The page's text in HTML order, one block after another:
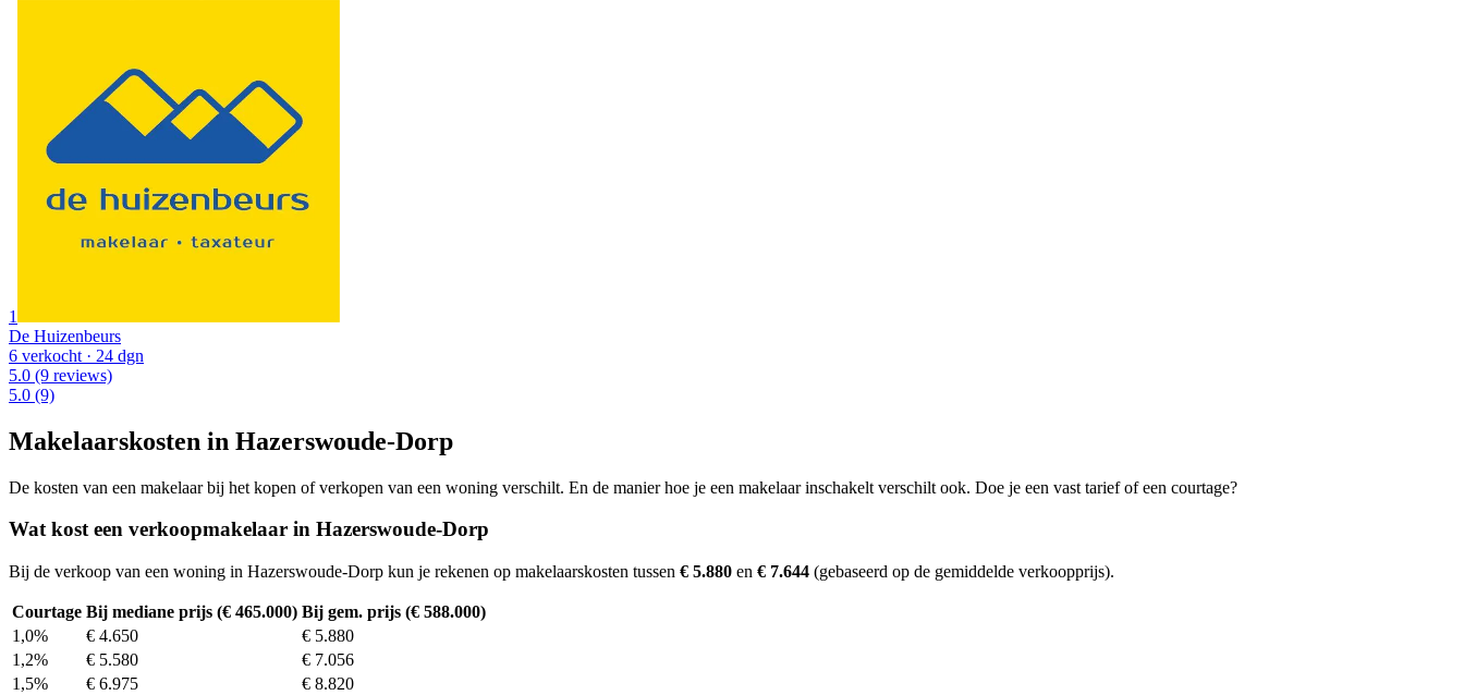
1
De Huizenbeurs
6 verkocht · 24 dgn
5.0 (9 reviews)
5.0 (9)
Makelaarskosten in Hazerswoude-Dorp
De kosten van een makelaar bij het kopen of verkopen van een woning verschilt. En de manier hoe je een makelaar inschakelt verschilt ook. Doe je een vast tarief of een courtage?
Wat kost een verkoopmakelaar in Hazerswoude-Dorp
Bij de verkoop van een woning in Hazerswoude-Dorp kun je rekenen op makelaarskosten tussen € 5.880 en € 7.644 (gebaseerd op de gemiddelde verkoopprijs).
Courtage Bij mediane prijs (€ 465.000) Bij gem. prijs (€ 588.000)
1,0%
€ 4.650
€ 5.880
1,2%
€ 5.580
€ 7.056
1,5%
€ 6.975 € 8.820